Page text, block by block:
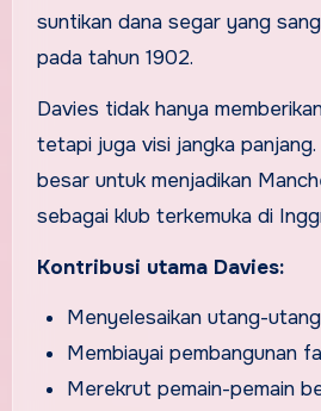
suntikan dana segar yang
pada tahun 1902.
Davies tidak hanya
tetapi juga visi jangka panjang.
besar untuk menjadikan
sebagai klub terkemuka di
Kontribusi utama Davies:
Menyelesaikan utang-
Membiayai pembangunan
Merekrut pemain-pemain